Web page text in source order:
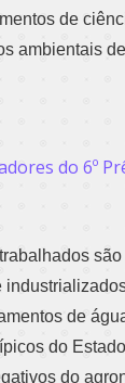
de
ambientais
do 6º
de
do
do